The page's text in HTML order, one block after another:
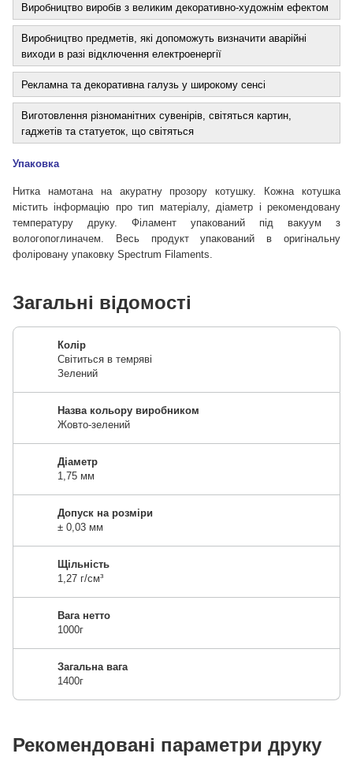
Виробництво виробів з великим декоративно-художнім ефектом
Виробництво предметів, які допоможуть визначити аварійні
виходи в разі відключення електроенергії
Рекламна та декоративна галузь у широкому сенсі
Виготовлення різноманітних сувенірів, світяться картин,
гаджетів та статуеток, що світяться
Упаковка
Нитка намотана на акуратну прозору котушку. Кожна котушка
містить інформацію про тип матеріалу, діаметр і рекомендовану
температуру друку. Філамент упакований під вакуум з
вологопоглиначем. Весь продукт упакований в оригінальну
фоліровану упаковку Spectrum Filaments.
Загальні відомості
Колір
Світиться в темряві
Зелений
Назва кольору виробником
Жовто-зелений
Діаметр
1,75 мм
Допуск на розміри
± 0,03 мм
Щільність
1,27 г/см³
Вага нетто
1000г
Загальна вага
1400г
Рекомендовані параметри друку